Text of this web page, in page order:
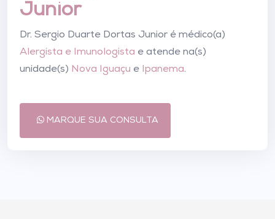
Junior
Dr. Sergio Duarte Dortas Junior é médico(a)
Alergista e Imunologista e atende na(s)
unidade(s) Nova Iguaçu e Ipanema.
MARQUE SUA CONSULTA